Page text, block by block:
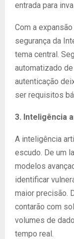
entrada para
Com a
segurança da
tema central.
automatizado
autenticação
ser requisitos
3. Inteligência
A inteligência
escudo. De um
modelos
identificar
maior precisão.
contarão com
volumes de
tempo real.